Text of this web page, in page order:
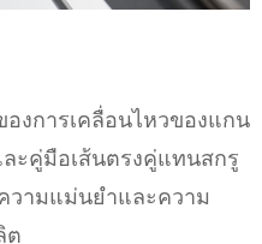
งการเคลื่อนไหวของแกน
ละคู่มือเส้นตรงคู่แทนสกรู
วามแม่นยำและความ
ต